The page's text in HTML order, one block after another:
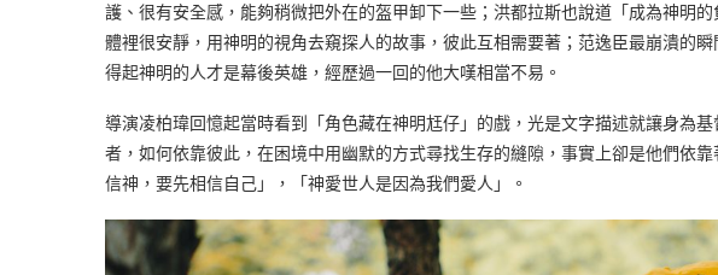
護、很有安全感，能夠稍微把外在的盔甲卸下一些；洪都拉斯也說道「成為神明
體裡很安靜，用神明的視角去窺探人的故事，彼此互相需要著；范逸臣最崩潰的
得起神明的人才是幕後英雄，經歷過一回的他大嘆相當不易。
導演凌柏瑋回憶起當時看到「角色藏在神明尪仔」的戲，光是文字描述就讓身為
者，如何依靠彼此，在困境中用幽默的方式尋找生存的縫隙，事實上卻是他們依
信神，要先相信自己」，「神愛世人是因為我們愛人」。